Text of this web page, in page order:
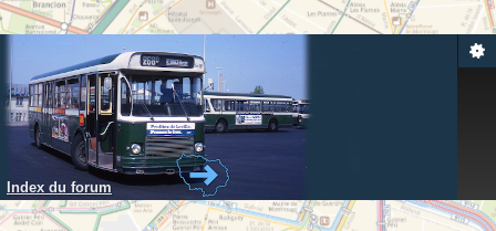
Index du forum